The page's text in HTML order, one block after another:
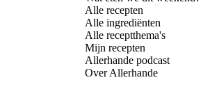
Alle recepten
Alle ingrediënten
Alle receptthema's
Mijn recepten
Allerhande podcast
Over Allerhande